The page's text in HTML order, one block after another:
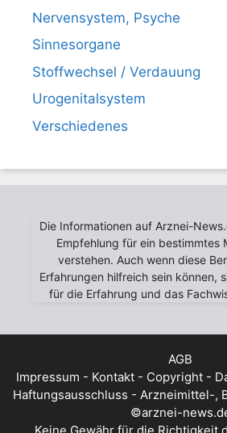
Nervensystem, Psyche
Sinnesorgane
Stoffwechsel / Verdauung
Urogenitalsystem
Verschiedenes
Die Informationen auf Arznei-
Empfehlung für ein bestimmtes
verstehen. Auch wenn diese
Erfahrungen hilfreich sein können,
für die Erfahrung und das
AGB
Impressum - Kontakt - Copyright -
Haftungsausschluss - Arzneimittel-,
©arznei-